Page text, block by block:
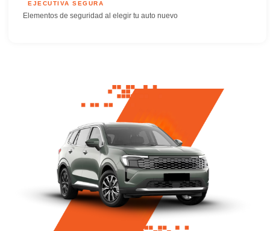
EJECUTIVA SEGURA
Elementos de seguridad al elegir tu auto nuevo